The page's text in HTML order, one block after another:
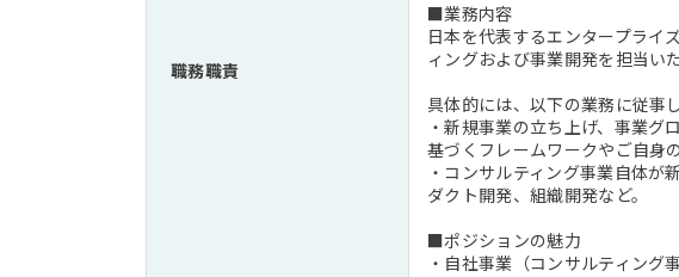
職務職責
■業務内容
日本を代表するエンタープライ
ィングおよび事業開発を担当い
具体的には、以下の業務に従事
・新規事業の立ち上げ、事業
基づくフレームワークやご自身
・コンサルティング事業自体
ダクト開発、組織開発など。
■ポジションの魅力
・自社事業（コンサルティング